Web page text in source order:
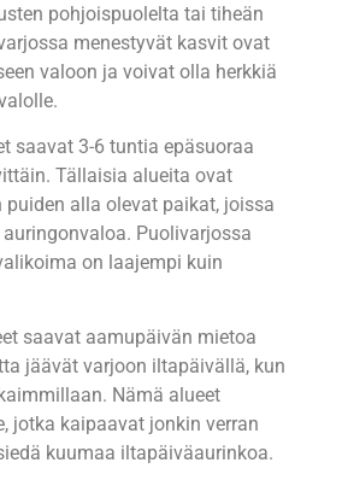
pohjoispuolelta tai tiheän
menestyvät kasvit ovat
valoon ja voivat olla herkkiä
saavat 3-6 tuntia epäsuoraa
Tällaisia alueita ovat
puiden alla olevat paikat, joissa
Puolivarjossa
on laajempi kuin
saavat aamupäivän mietoa
jäävät varjoon iltapäivällä, kun
Nämä alueet
jotka kaipaavat jonkin verran
kuumaa iltapäiväaurinkoa.